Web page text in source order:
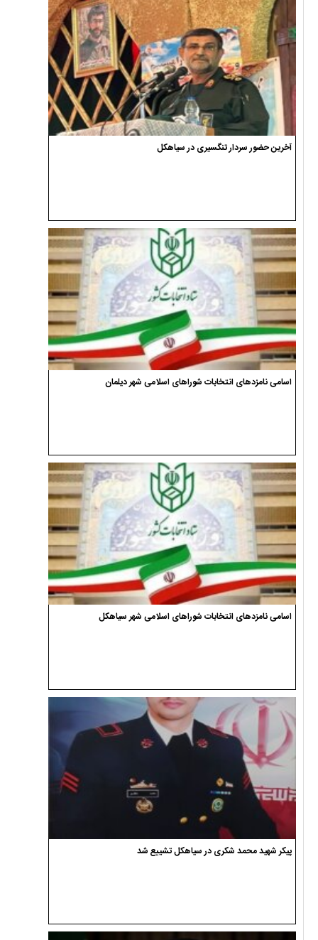
آخرین حضور سردار تنگسیری در سیاهکل
اسامی نامزدهای انتخابات شوراهای اسلامی شهر دیلمان
اسامی نامزدهای انتخابات شوراهای اسلامی شهر سیاهکل
پیکر شهید محمد شکری در سیاهکل تشییع شد